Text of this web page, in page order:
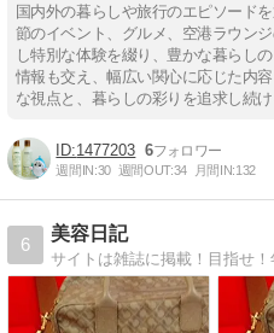
国内外の暮らしや旅行のエピソード
節のイベント、グルメ、空港ラウン
し特別な体験を綴り、豊かな暮らし
情報も交え、幅広い関心に応じた内
な視点と、暮らしの彩りを追求し続
1477203 6
週間IN:30 週間OUT:34 月間IN:132
6
美容日記